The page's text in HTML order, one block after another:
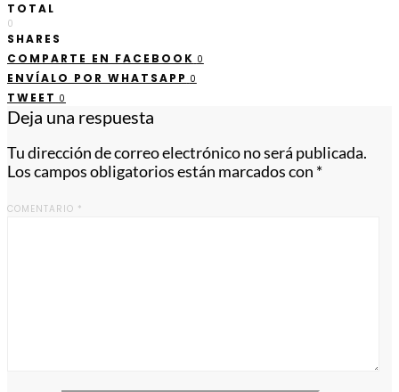
TOTAL
0
SHARES
COMPARTE EN FACEBOOK 0
ENVÍALO POR WHATSAPP 0
TWEET 0
Deja una respuesta
Tu dirección de correo electrónico no será publicada.
Los campos obligatorios están marcados con *
COMENTARIO *